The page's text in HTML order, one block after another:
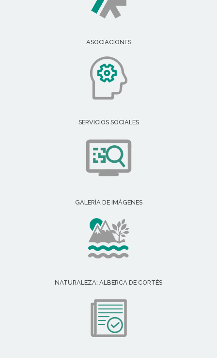
ASOCIACIONES
SERVICIOS SOCIALES
GALERÍA DE IMÁGENES
NATURALEZA: ALBERCA DE CORTÉS